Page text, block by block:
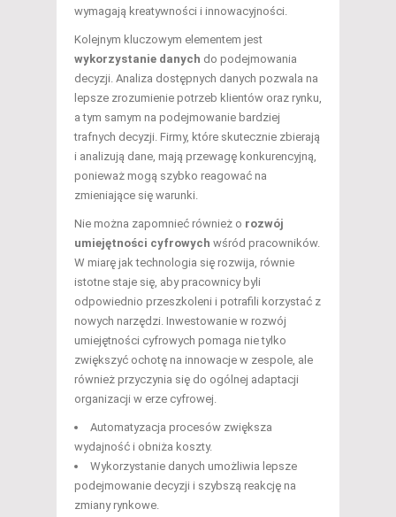
wymagają kreatywności i innowacyjności.
Kolejnym kluczowym elementem jest
wykorzystanie danych do podejmowania
decyzji. Analiza dostępnych danych pozwala na
lepsze zrozumienie potrzeb klientów oraz rynku,
a tym samym na podejmowanie bardziej
trafnych decyzji. Firmy, które skutecznie zbierają
i analizują dane, mają przewagę konkurencyjną,
ponieważ mogą szybko reagować na
zmieniające się warunki.
Nie można zapomnieć również o rozwój
umiejętności cyfrowych wśród pracowników.
W miarę jak technologia się rozwija, równie
istotne staje się, aby pracownicy byli
odpowiednio przeszkoleni i potrafili korzystać z
nowych narzędzi. Inwestowanie w rozwój
umiejętności cyfrowych pomaga nie tylko
zwiększyć ochotę na innowacje w zespole, ale
również przyczynia się do ogólnej adaptacji
organizacji w erze cyfrowej.
Automatyzacja procesów zwiększa
wydajność i obniża koszty.
Wykorzystanie danych umożliwia lepsze
podejmowanie decyzji i szybszą reakcję na
zmiany rynkowe.